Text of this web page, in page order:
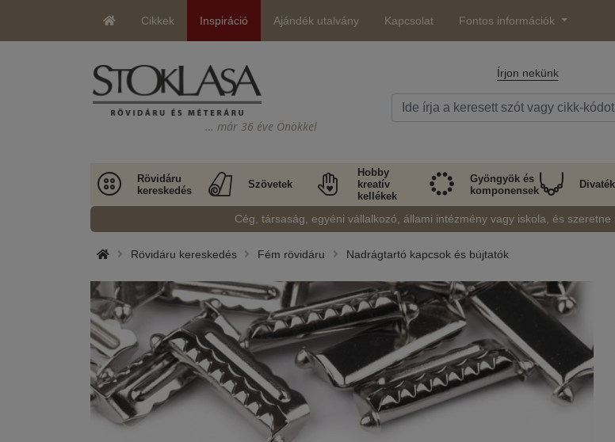
Cikkek Inspiráció Ajándék utalvány Kapcsolat Fontos információk
… már 36 éve Önökkel
Írjon nekünk
Rövidáru
kereskedés
Szövetek
Hobby
kreatív
kellékek
Gyöngyök és
komponensek
Cég, társaság, egyéni vállalkozó, állami intézmény vagy iskola, és
Rövidáru kereskedés Fém rövidáru Nadrágtartó kapcsok és bújtatók